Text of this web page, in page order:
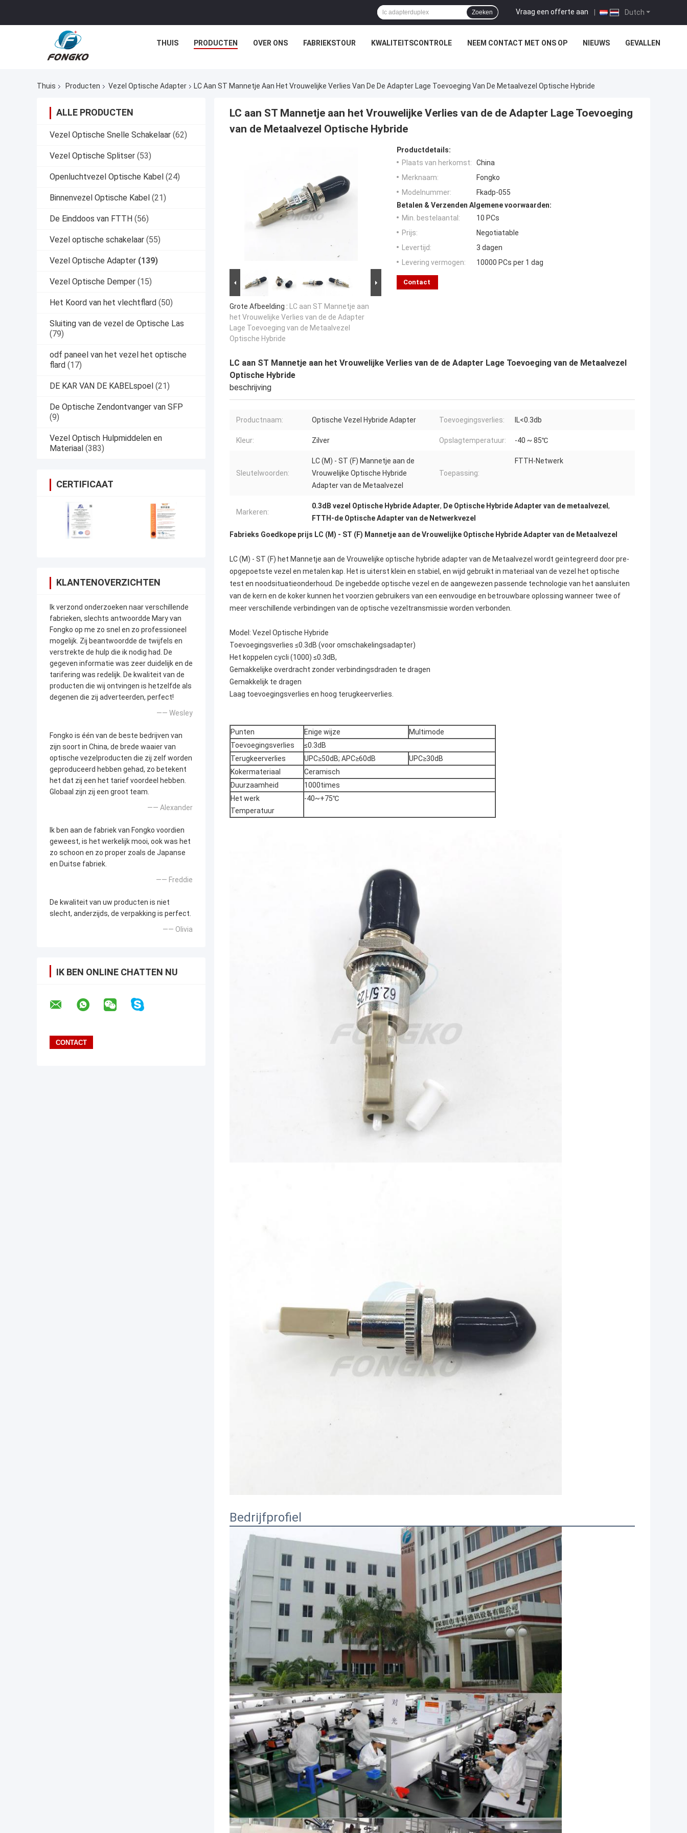
Dutch
Vraag een offerte aan |
Zoeken
THUIS PRODUCTEN OVER ONS FABRIEKSTOUR KWALITEITSCONTROLE NEEM CONTACT MET ONS OP NIEUWS GEVALLEN
Thuis Producten Vezel Optische Adapter LC Aan ST Mannetje Aan Het Vrouwelijke Verlies Van De De Adapter Lage Toevoeging Van De Metaalvezel Optische Hybride
ALLE PRODUCTEN
Vezel Optische Snelle Schakelaar (62)
Vezel Optische Splitser (53)
Openluchtvezel Optische Kabel (24)
Binnenvezel Optische Kabel (21)
De Einddoos van FTTH (56)
Vezel optische schakelaar (55)
Vezel Optische Adapter (139)
Vezel Optische Demper (15)
Het Koord van het vlechtflard (50)
Sluiting van de vezel de Optische Las
(79)
odf paneel van het vezel het optische
flard (17)
DE KAR VAN DE KABELspoel (21)
De Optische Zendontvanger van SFP
(9)
Vezel Optisch Hulpmiddelen en
Materiaal (383)
CERTIFICAAT
KLANTENOVERZICHTEN
Ik verzond onderzoeken naar verschillende
fabrieken, slechts antwoordde Mary van
Fongko op me zo snel en zo professioneel
mogelijk. Zij beantwoordde de twijfels en
verstrekte de hulp die ik nodig had. De
gegeven informatie was zeer duidelijk en de
tarifering was redelijk. De kwaliteit van de
producten die wij ontvingen is hetzelfde als
degenen die zij adverteerden, perfect!
—— Wesley
Fongko is één van de beste bedrijven van
zijn soort in China, de brede waaier van
optische vezelproducten die zij zelf worden
geproduceerd hebben gehad, zo betekent
het dat zij een het tarief voordeel hebben.
Globaal zijn zij een groot team.
—— Alexander
Ik ben aan de fabriek van Fongko voordien
geweest, is het werkelijk mooi, ook was het
zo schoon en zo proper zoals de Japanse
en Duitse fabriek.
—— Freddie
De kwaliteit van uw producten is niet
slecht, anderzijds, de verpakking is perfect.
—— Olivia
IK BEN ONLINE CHATTEN NU
LC aan ST Mannetje aan het Vrouwelijke Verlies van de de Adapter Lage Toevoeging
van de Metaalvezel Optische Hybride
Grote Afbeelding : LC aan ST Mannetje aan
het Vrouwelijke Verlies van de de Adapter
Lage Toevoeging van de Metaalvezel
Optische Hybride
Productdetails:
Plaats van herkomst:
China
Merknaam:
Fongko
Modelnummer:
Fkadp-055
Betalen & Verzenden Algemene voorwaarden:
Min. bestelaantal:
10 PCs
Prijs:
Negotiatable
Levertijd:
3 dagen
Levering vermogen:
10000 PCs per 1 dag
Contact
LC aan ST Mannetje aan het Vrouwelijke Verlies van de de Adapter Lage Toevoeging van de Metaalvezel
Optische Hybride
beschrijving
Productnaam: Optische Vezel Hybride Adapter Toevoegingsverlies: IL<0.3db
Kleur: Zilver Opslagtemperatuur: -40 ~ 85℃
Sleutelwoorden:
LC (M) - ST (F) Mannetje aan de
Vrouwelijke Optische Hybride
Adapter van de Metaalvezel
Toepassing:
FTTH-Netwerk
Markeren:
0.3dB vezel Optische Hybride Adapter, De Optische Hybride Adapter van de metaalvezel ,
FTTH-de Optische Adapter van de Netwerkvezel
Fabrieks Goedkope prijs LC (M) - ST (F) Mannetje aan de Vrouwelijke Optische Hybride Adapter van de Metaalvezel
LC (M) - ST (F) het Mannetje aan de Vrouwelijke optische hybride adapter van de Metaalvezel wordt geïntegreerd door pre-
opgepoetste vezel en metalen kap. Het is uiterst klein en stabiel, en wijd gebruikt in materiaal van de vezel het optische
test en noodsituatieonderhoud. De ingebedde optische vezel en de aangewezen passende technologie van het aansluiten
van de kern en de koker kunnen het voorzien gebruikers van een eenvoudige en betrouwbare oplossing wanneer twee of
meer verschillende verbindingen van de optische vezeltransmissie worden verbonden.
Model: Vezel Optische Hybride
Toevoegingsverlies ≤0.3dB (voor omschakelingsadapter)
Het koppelen cycli (1000) ≤0.3dB,
Gemakkelijke overdracht zonder verbindingsdraden te dragen
Gemakkelijk te dragen
Laag toevoegingsverlies en hoog terugkeerverlies.
Punten Enige wijze
Multimode
Toevoegingsverlies
≤0.3dB
Terugkeerverlies
UPC≥50dB; APC≥60dB
UPC≥30dB
Kokermateriaal
Ceramisch
Duurzaamheid
1000times
Het werk
Temperatuur
-40~+75℃
Bedrijfprofiel